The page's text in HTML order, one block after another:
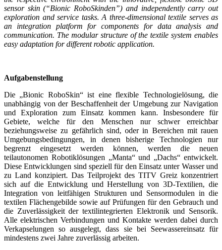
sensor skin (“Bionic RoboSkinden”) and independently carry out
exploration and service tasks. A three-dimensional textile serves as
an integration platform for components for data analysis and
communication. The modular structure of the textile system enables
easy adaptation for different robotic application.
Aufgabenstellung
Die „Bionic RoboSkin“ ist eine flexible Technologielösung, die
unabhängig von der Beschaffenheit der Umgebung zur Navigation
und Exploration zum Einsatz kommen kann. Insbesondere für
Gebiete, welche für den Menschen nur schwer erreichbar
beziehungsweise zu gefährlich sind, oder in Bereichen mit rauen
Umgebungsbedingungen, in denen bisherige Technologien nur
begrenzt eingesetzt werden können, werden die neuen
teilautonomen Robotiklösungen „Manta“ und „Dachs“ entwickelt.
Diese Entwicklungen sind speziell für den Einsatz unter Wasser und
zu Land konzipiert. Das Teilprojekt des TITV Greiz konzentriert
sich auf die Entwicklung und Herstellung von 3D-Textilien, die
Integration von leitfähigen Strukturen und Sensormodulen in die
textilen Flächengebilde sowie auf Prüfungen für den Gebrauch und
die Zuverlässigkeit der textilintegrierten Elektronik und Sensorik.
Alle elektrischen Verbindungen und Kontakte werden dabei durch
Verkapselungen so ausgelegt, dass sie bei Seewassereinsatz für
mindestens zwei Jahre zuverlässig arbeiten.